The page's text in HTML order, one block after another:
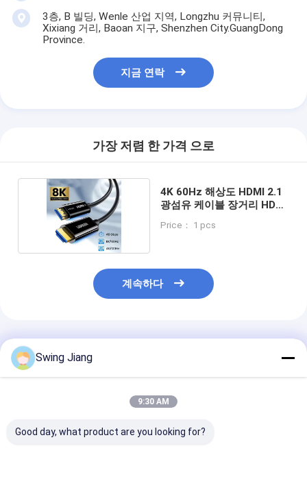
3층, B 빌딩, Wenle 산업 지역, Longzhu 커뮤니티,
Xixiang 거리, Baoan 지구, Shenzhen City.GuangDong
Province.
지금 연락
가장 저렴 한 가격 으로
4K 60Hz 해상도 HDMI 2.1
광섬유 케이블 장거리 HDR
Price： 1 pcs
계속하다
추천된 제품
Swing Jiang
9:30 AM
Good day, what product are you looking for?